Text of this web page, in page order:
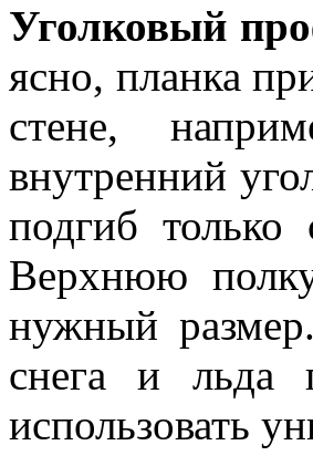
Уголковый
ясно, планка
стене,
внутренний
подгиб
Верхнюю
нужный
снега и льда
использовать